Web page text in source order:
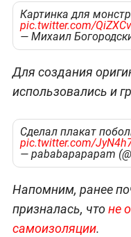
Картинка для
pic.twitter.com/
— Михаил
Для создания
использовались и
Сделал плакат
pic.twitter.com/
— pababapapapam
Напомним, ранее
призналась, чтоне
самоизоляции.